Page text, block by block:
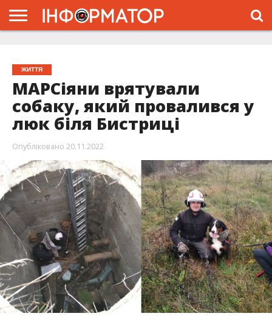
ЖИТТЯ
МАРСіяни врятували
собаку, який провалився у
люк біля Бистриці
Опубліковано 20.11.2022